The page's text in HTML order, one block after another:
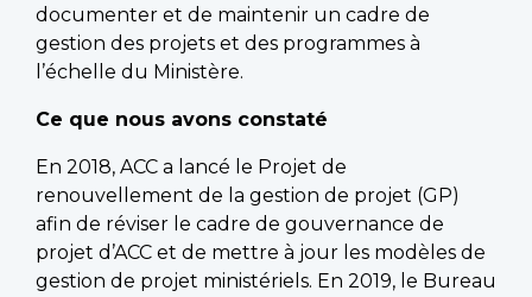
documenter et de maintenir un cadre de
gestion des projets et des programmes à
l’échelle du Ministère.
Ce que nous avons constaté
En 2018, ACC a lancé le Projet de
renouvellement de la gestion de projet (GP)
afin de réviser le cadre de gouvernance de
projet d’ACC et de mettre à jour les modèles de
gestion de projet ministériels. En 2019, le Bureau